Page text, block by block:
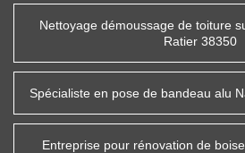
Nettoyage démoussage de toiture
Ratier 38350
Spécialiste en pose de bandeau alu
Entreprise pour rénovation de